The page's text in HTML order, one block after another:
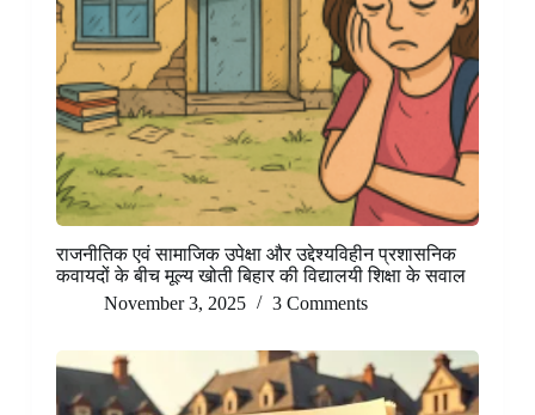
राजनीतिक एवं सामाजिक उपेक्षा और उद्देश्यविहीन प्रशासनिक
कवायदों के बीच मूल्य खोती बिहार की विद्यालयी शिक्षा के सवाल
November 3, 2025
3 Comments